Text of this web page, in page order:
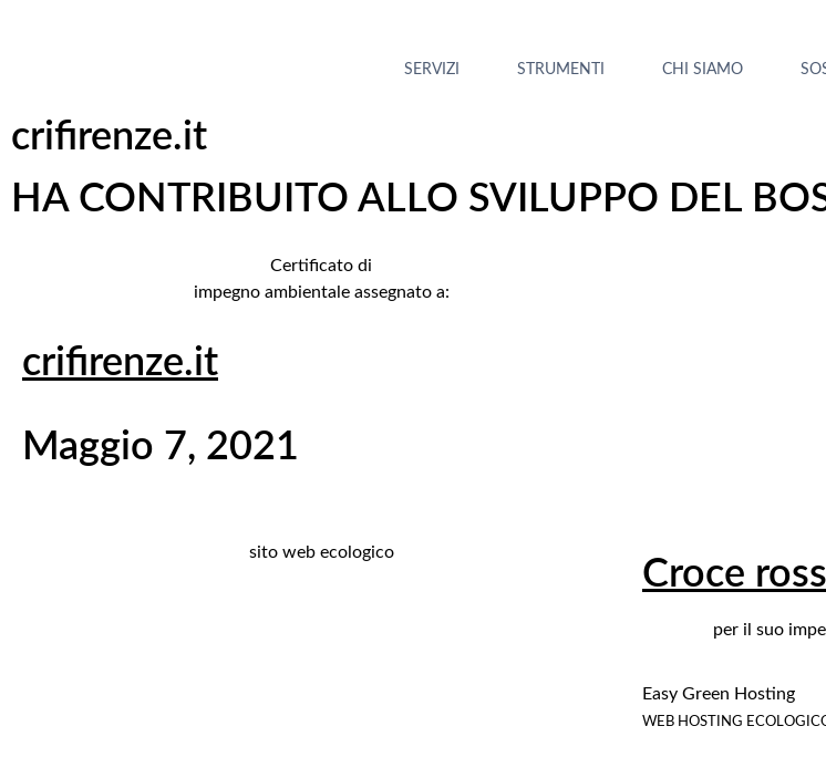
SERVIZI STRUMENTI CHI SIAMO
crifirenze.it
HA CONTRIBUITO ALLO SVILUPPO DEL
Certificato di
impegno ambientale assegnato a:
crifirenze.it
Maggio 7, 2021
sito web ecologico
Croce
per il suo
Easy Green Hosting
WEB HOSTING